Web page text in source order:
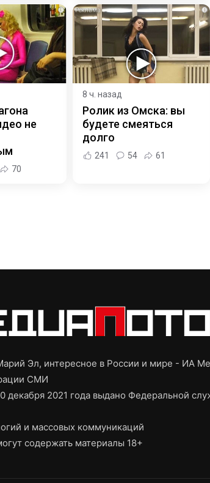
i
не
70
i
8 ч. назад
Ролик из Омска: вы
будете смеяться
долго
241 54 61
Эл, интересное в России и мире - ИА
СМИ
2021 года выдано Федеральной
и массовых коммуникаций
содержать материалы 18+